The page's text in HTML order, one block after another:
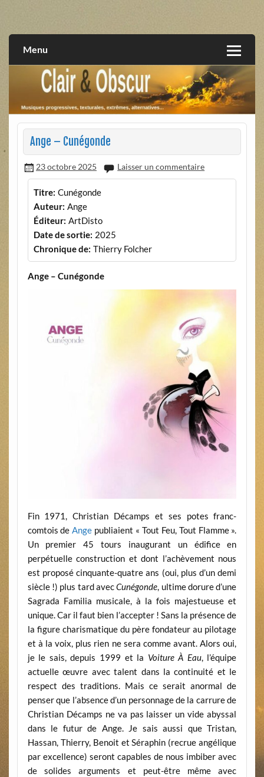
extrêmes, alternatives, texturales
Menu
Ange – Cunégonde
23 octobre 2025 Laisser un commentaire
Titre: Cunégonde
Auteur: Ange
Éditeur: ArtDisto
Date de sortie: 2025
Chronique de: Thierry Folcher
Ange – Cunégonde
Fin 1971, Christian Décamps et ses potes franc-
comtois deAnge publiaient « Tout Feu, Tout Flamme ».
Un premier 45 tours inaugurant un édifice en
perpétuelle construction et dont l’achèvement nous
est proposé cinquante-quatre ans (oui, plus d’un demi
siècle !) plus tard avecCunégonde, ultime dorure d’une
Sagrada Familia musicale, à la fois majestueuse et
unique. Car il faut bien l’accepter ! Sans la présence de
la figure charismatique du père fondateur au pilotage
et à la voix, plus rien ne sera comme avant. Alors oui,
je le sais, depuis 1999 et la Voiture À Eau, l’équipe
actuelle œuvre avec talent dans la continuité et le
respect des traditions. Mais ce serait anormal de
penser que l’absence d’un personnage de la carrure de
Christian Décamps ne va pas laisser un vide abyssal
dans le futur de Ange. Je sais aussi que Tristan,
Hassan, Thierry, Benoit et Séraphin (recrue angélique
par excellence) seront capables de nous imbiber avec
de solides arguments et peut-être même avec